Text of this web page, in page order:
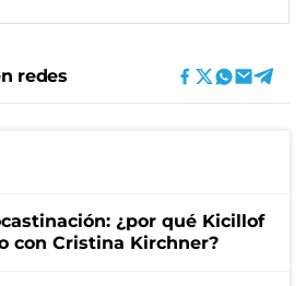
redes
¿por qué Kicillof
con Cristina Kirchner?